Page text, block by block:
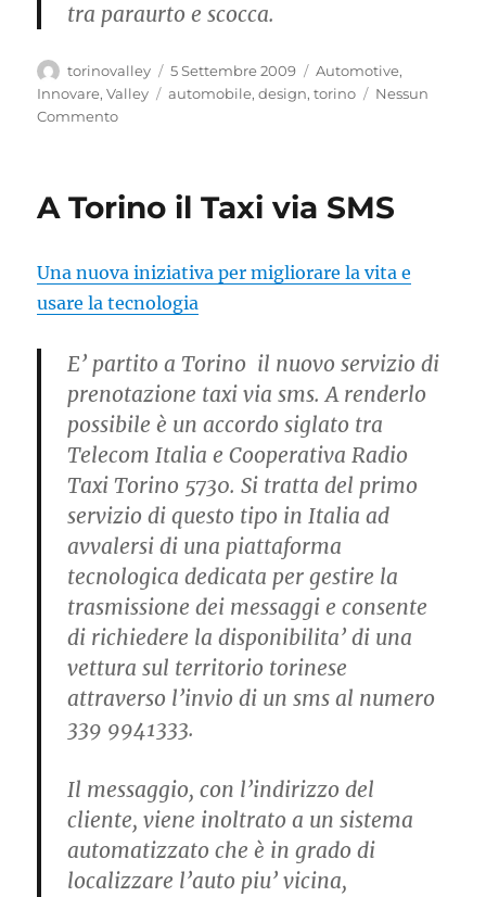
tra paraurto e scocca.
Autore
torinovalley
Pubblicato
il
5 Settembre 2009 Categorie
Automotive,
Innovare,Valley Tag
automobile,design,torino
Nessun
Commento
A Torino il Taxi via SMS
Una nuova iniziativa per migliorare la vita e
usare la tecnologia
E’ partito a Torino il nuovo servizio di
prenotazione taxi via sms. A renderlo
possibile è un accordo siglato tra
Telecom Italia e Cooperativa Radio
Taxi Torino 5730. Si tratta del primo
servizio di questo tipo in Italia ad
avvalersi di una piattaforma
tecnologica dedicata per gestire la
trasmissione dei messaggi e consente
di richiedere la disponibilita’ di una
vettura sul territorio torinese
attraverso l’invio di un sms al numero
339 9941333.
Il messaggio, con l’indirizzo del
cliente, viene inoltrato a un sistema
automatizzato che è in grado di
localizzare l’auto piu’ vicina,